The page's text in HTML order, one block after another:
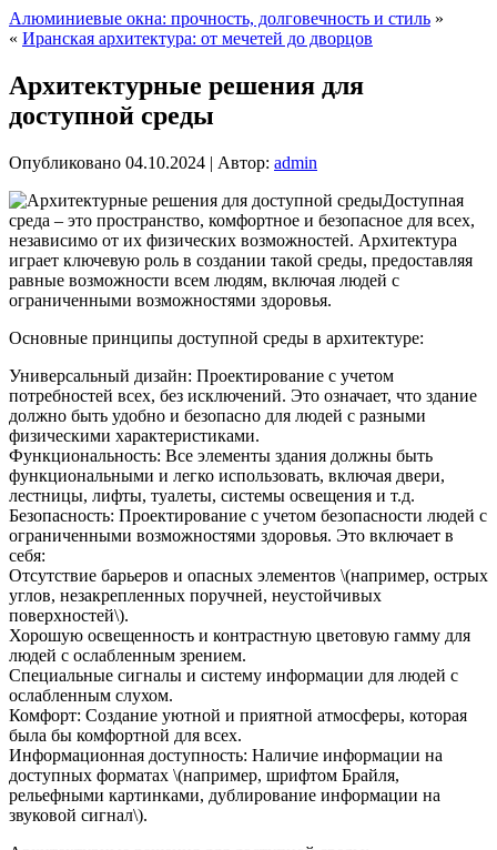
Алюминиевые окна: прочность, долговечность и стиль »
« Иранская архитектура: от мечетей до дворцов
Архитектурные решения для
доступной среды
Опубликовано 04.10.2024 | Автор: admin
Доступная
среда – это пространство, комфортное и безопасное для всех,
независимо от их физических возможностей. Архитектура
играет ключевую роль в создании такой среды, предоставляя
равные возможности всем людям, включая людей с
ограниченными возможностями здоровья.
Основные принципы доступной среды в архитектуре:
Универсальный дизайн: Проектирование с учетом
потребностей всех, без исключений. Это означает, что здание
должно быть удобно и безопасно для людей с разными
физическими характеристиками.
Функциональность: Все элементы здания должны быть
функциональными и легко использовать, включая двери,
лестницы, лифты, туалеты, системы освещения и т.д.
Безопасность: Проектирование с учетом безопасности людей с
ограниченными возможностями здоровья. Это включает в
себя:
Отсутствие барьеров и опасных элементов \(например, острых
углов, незакрепленных поручней, неустойчивых
поверхностей\).
Хорошую освещенность и контрастную цветовую гамму для
людей с ослабленным зрением.
Специальные сигналы и систему информации для людей с
ослабленным слухом.
Комфорт: Создание уютной и приятной атмосферы, которая
была бы комфортной для всех.
Информационная доступность: Наличие информации на
доступных форматах \(например, шрифтом Брайля,
рельефными картинками, дублирование информации на
звуковой сигнал\).